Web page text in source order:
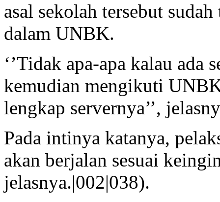
asal sekolah tersebut
dalam UNBK.
‘’Tidak apa-apa kalau ada
kemudian mengikuti
lengkap servernya’’,
Pada intinya katanya,
akan berjalan sesuai
jelasnya.|002|038).